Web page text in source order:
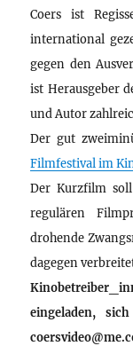
Coers ist
international
gegen den
ist Herausgeber
und Autor
Der gut
Filmfestival im
Der Kurzfilm
regulären
drohende
dagegen
eingeladen,